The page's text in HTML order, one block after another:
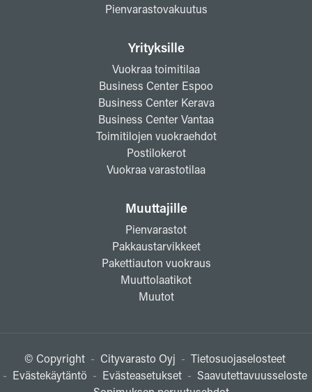
Pienvarastovakuutus
Yrityksille
Vuokraa toimitilaa
Business Center Espoo
Business Center Kerava
Business Center Vantaa
Toimitilojen vuokraehdot
Postilokerot
Vuokraa varastotilaa
Muuttajille
Pienvarastot
Pakkaustarvikkeet
Pakettiauton vuokraus
Muuttolaatikot
Muutot
© Copyright - Cityvarasto Oyj - Tietosuojaselosteet
- Evästekäytäntö - Evästeasetukset - Saavutettavuusseloste